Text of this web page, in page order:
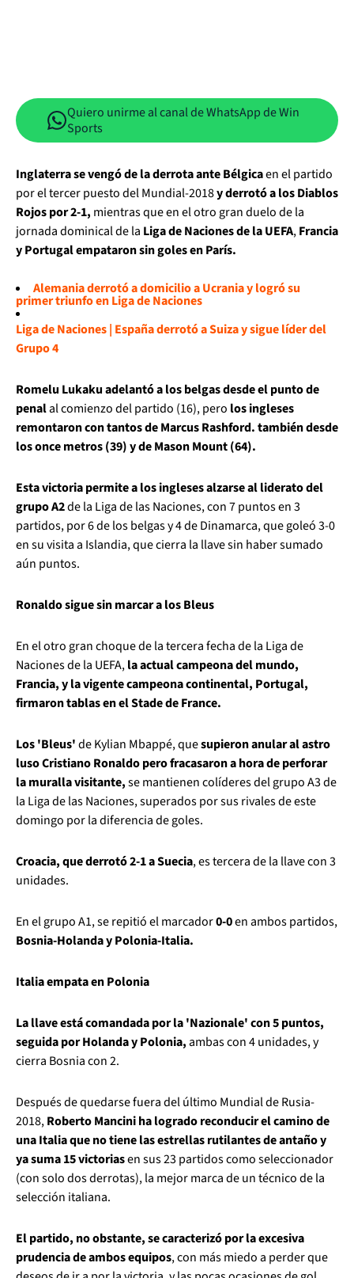
Quiero unirme al canal de WhatsApp de Win
Sports
Inglaterra se vengó de la derrota ante Bélgicaen el partido
por el tercer puesto del Mundial-2018y derrotó a los Diablos
Rojos por 2-1, mientras que en el otro gran duelo de la
jornada dominical de la Liga de Naciones de la UEFA,Francia
y Portugal empataron sin goles en París.
Alemania derrotó a domicilio a Ucrania y logró su
primer triunfo en Liga de Naciones
Liga de Naciones | España derrotó a Suiza y sigue líder del
Grupo 4
Romelu Lukaku adelantó a los belgas desde el punto de
penalal comienzo del partido (16), pero los ingleses
remontaron con tantos de Marcus Rashford. también desde
los once metros (39) y de Mason Mount (64).
Esta victoria permite a los ingleses alzarse al liderato del
grupo A2de la Liga de las Naciones, con 7 puntos en 3
partidos, por 6 de los belgas y 4 de Dinamarca, que goleó 3-0
en su visita a Islandia, que cierra la llave sin haber sumado
aún puntos.
Ronaldo sigue sin marcar a los Bleus
En el otro gran choque de la tercera fecha de la Liga de
Naciones de la UEFA,la actual campeona del mundo,
Francia, y la vigente campeona continental, Portugal,
firmaron tablas en el Stade de France.
Los 'Bleus'de Kylian Mbappé, quesupieron anular al astro
luso Cristiano Ronaldo pero fracasaron a hora de perforar
la muralla visitante,se mantienen colíderes del grupo A3 de
la Liga de las Naciones, superados por sus rivales de este
domingo por la diferencia de goles.
Croacia, que derrotó 2-1 a Suecia, es tercera de la llave con 3
unidades.
En el grupo A1, se repitió el marcador0-0en ambos partidos,
Bosnia-Holanda y Polonia-Italia.
Italia empata en Polonia
La llave está comandada por la 'Nazionale' con 5 puntos,
seguida por Holanda y Polonia,ambas con 4 unidades, y
cierra Bosnia con 2.
Después de quedarse fuera del último Mundial de Rusia-
2018,Roberto Mancini ha logrado reconducir el camino de
una Italia que no tiene las estrellas rutilantes de antaño y
ya suma 15 victoriasen sus 23 partidos como seleccionador
(con solo dos derrotas), la mejor marca de un técnico de la
selección italiana.
El partido, no obstante, se caracterizó por la excesiva
prudencia de ambos equipos, con más miedo a perder que